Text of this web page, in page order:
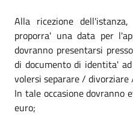
Alla ricezione
proporra' una data per
dovranno presentarsi
di documento di identita'
volersi separare /
In tale occasione dovranno
euro;